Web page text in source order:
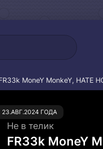
MoneY MonkeY, HATE
23.АВГ.2024 ГОДА
Не в телик
FR33k MoneY